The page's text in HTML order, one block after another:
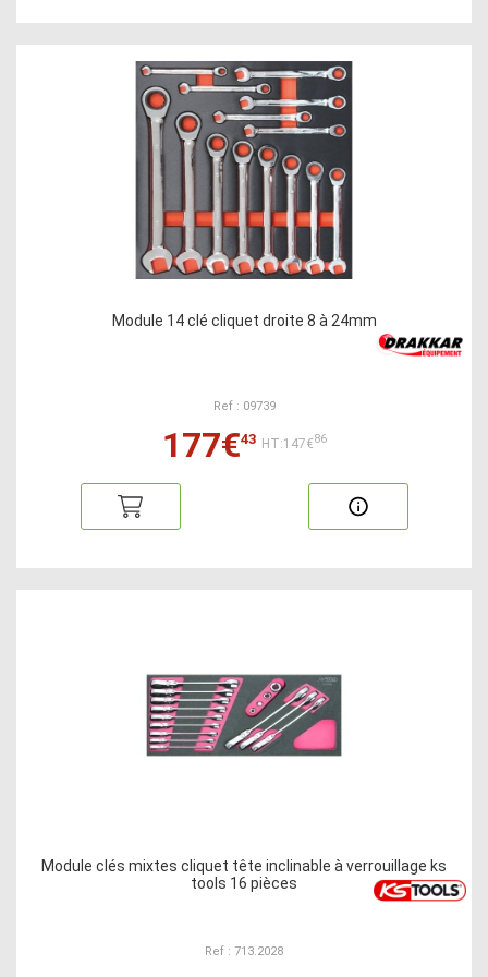
Module 14 clé cliquet droite 8 à 24mm
Ref : 09739
177€43 HT:147€86
Module clés mixtes cliquet tête inclinable à verrouillage ks
tools 16 pièces
Ref : 713.2028